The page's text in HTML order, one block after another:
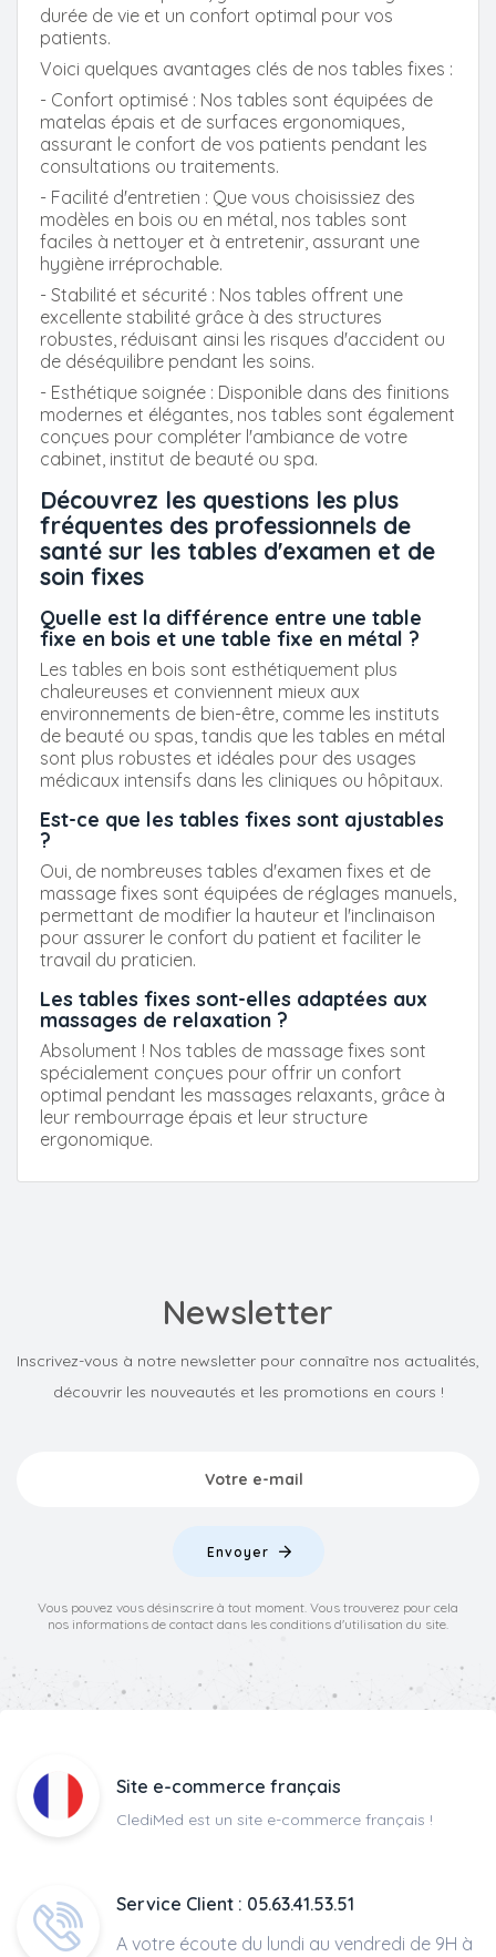
durée de vie et un confort optimal pour vos
patients.
Voici quelques avantages clés de nos tables fixes :
- Confort optimisé : Nos tables sont équipées de
matelas épais et de surfaces ergonomiques,
assurant le confort de vos patients pendant les
consultations ou traitements.
- Facilité d'entretien : Que vous choisissiez des
modèles en bois ou en métal, nos tables sont
faciles à nettoyer et à entretenir, assurant une
hygiène irréprochable.
- Stabilité et sécurité : Nos tables offrent une
excellente stabilité grâce à des structures
robustes, réduisant ainsi les risques d'accident ou
de déséquilibre pendant les soins.
- Esthétique soignée : Disponible dans des finitions
modernes et élégantes, nos tables sont également
conçues pour compléter l'ambiance de votre
cabinet, institut de beauté ou spa.
Découvrez les questions les plus
fréquentes des professionnels de
santé sur les tables d'examen et de
soin fixes
Quelle est la différence entre une table
fixe en bois et une table fixe en métal ?
Les tables en bois sont esthétiquement plus
chaleureuses et conviennent mieux aux
environnements de bien-être, comme les instituts
de beauté ou spas, tandis que les tables en métal
sont plus robustes et idéales pour des usages
médicaux intensifs dans les cliniques ou hôpitaux.
Est-ce que les tables fixes sont ajustables
?
Oui, de nombreuses tables d'examen fixes et de
massage fixes sont équipées de réglages manuels,
permettant de modifier la hauteur et l'inclinaison
pour assurer le confort du patient et faciliter le
travail du praticien.
Les tables fixes sont-elles adaptées aux
massages de relaxation ?
Absolument ! Nos tables de massage fixes sont
spécialement conçues pour offrir un confort
optimal pendant les massages relaxants, grâce à
leur rembourrage épais et leur structure
ergonomique.
Newsletter
Inscrivez-vous à notre newsletter pour connaître nos actualités,
découvrir les nouveautés et les promotions en cours !
Envoyer
Vous pouvez vous désinscrire à tout moment. Vous trouverez pour cela
nos informations de contact dans les conditions d'utilisation du site.
Site e-commerce français
ClediMed est un site e-commerce français !
Service Client : 05.63.41.53.51
A votre écoute du lundi au vendredi de 9H à